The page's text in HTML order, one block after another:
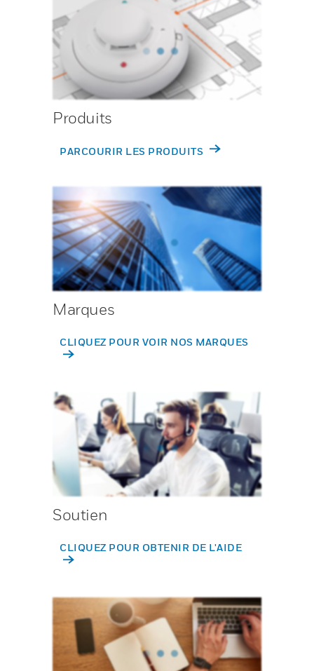
Produits
PARCOURIR LES PRODUITS
Marques
CLIQUEZ POUR VOIR NOS MARQUES
Soutien
CLIQUEZ POUR OBTENIR DE L'AIDE